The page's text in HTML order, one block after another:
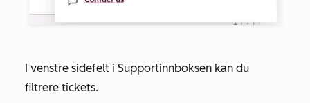
I venstre sidefelt i Supportinnboksen kan du
filtrere tickets.